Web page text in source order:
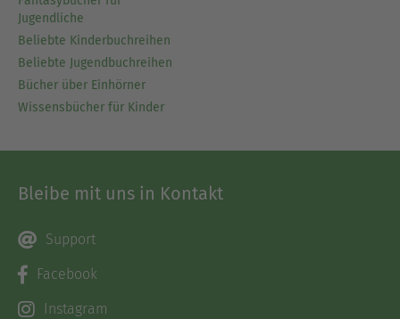
Jugendliche
Beliebte Kinderbuchreihen
Beliebte Jugendbuchreihen
Bücher über Einhörner
Wissensbücher für Kinder
Bleibe mit uns in Kontakt
Support
Facebook
Instagram